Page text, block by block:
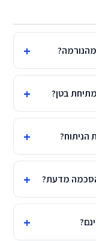
בטן?
הניתוח?
הסכמה מדעת?